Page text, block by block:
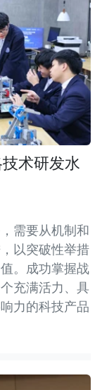
术研发水
需要从机制和
以突破性举措
。成功掌握战
充满活力、具
力的科技产品